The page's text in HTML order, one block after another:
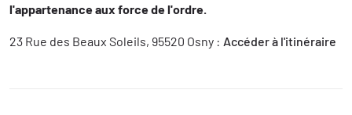
l'appartenance aux force de l'ordre.
23 Rue des Beaux Soleils, 95520 Osny : Accéder à l'itinéraire